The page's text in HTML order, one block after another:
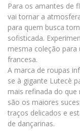
Para os amantes de
vai tornar a
para quem busca
sofisticada.
mesma coleção
francesa.
A marca de roupas
se à gigante Lutecè
mais refinada do que
são os maiores
traços delicados e
de dançarinas.